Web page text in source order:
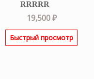
Оценка5.00
из 5
19,500₽
Быстрый просмотр